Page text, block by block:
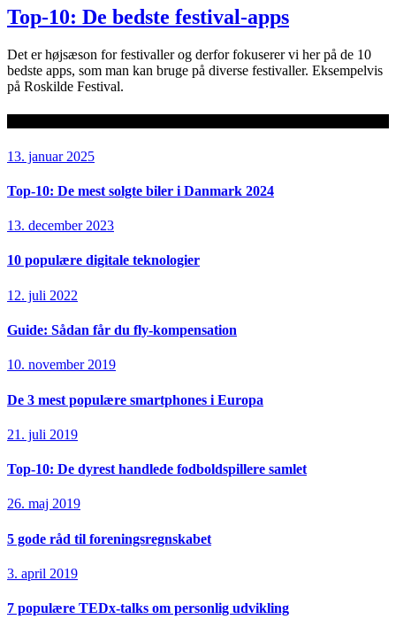
Top-10: De bedste festival-apps
Det er højsæson for festivaller og derfor fokuserer vi her på de 10
bedste apps, som man kan bruge på diverse festivaller. Eksempelvis
på Roskilde Festival.
13. januar 2025
Top-10: De mest solgte biler i Danmark 2024
13. december 2023
10 populære digitale teknologier
12. juli 2022
Guide: Sådan får du fly-kompensation
10. november 2019
De 3 mest populære smartphones i Europa
21. juli 2019
Top-10: De dyrest handlede fodboldspillere samlet
26. maj 2019
5 gode råd til foreningsregnskabet
3. april 2019
7 populære TEDx-talks om personlig udvikling